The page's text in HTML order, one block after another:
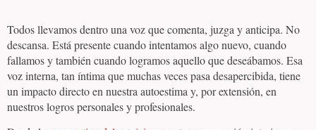
Todos llevamos dentro una voz que comenta, juzga y anticipa. No
descansa. Está presente cuando intentamos algo nuevo, cuando
fallamos y también cuando logramos aquello que deseábamos. Esa
voz interna, tan íntima que muchas veces pasa desapercibida, tiene
un impacto directo en nuestra autoestima y, por extensión, en
nuestros logros personales y profesionales.